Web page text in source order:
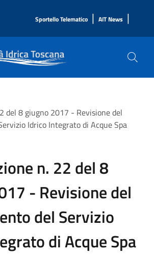
Sportello Telematico | AIT News |
del 8 giugno 2017 - Revisione del
Idrico Integrato di Acque Spa
n. 22 del 8
- Revisione del
del Servizio
di Acque Spa